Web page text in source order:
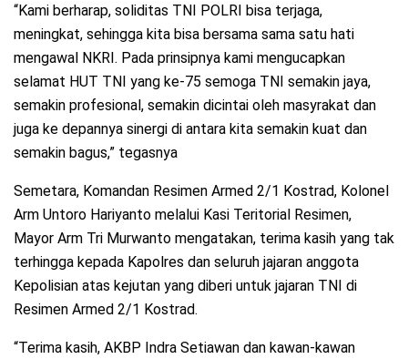
“Kami berharap, soliditas TNI POLRI bisa terjaga,
meningkat, sehingga kita bisa bersama sama satu hati
mengawal NKRI. Pada prinsipnya kami mengucapkan
selamat HUT TNI yang ke-75 semoga TNI semakin jaya,
semakin profesional, semakin dicintai oleh masyrakat dan
juga ke depannya sinergi di antara kita semakin kuat dan
semakin bagus,” tegasnya
Semetara, Komandan Resimen Armed 2/1 Kostrad, Kolonel
Arm Untoro Hariyanto melalui Kasi Teritorial Resimen,
Mayor Arm Tri Murwanto mengatakan, terima kasih yang tak
terhingga kepada Kapolres dan seluruh jajaran anggota
Kepolisian atas kejutan yang diberi untuk jajaran TNI di
Resimen Armed 2/1 Kostrad.
“Terima kasih, AKBP Indra Setiawan dan kawan-kawan